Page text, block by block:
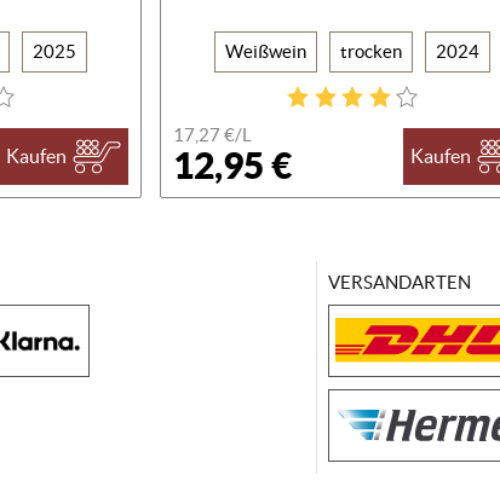
2025
Kaufen
Weißwein trocken 2024
17,27 €/L
12,95 € Kaufen
VERSANDARTEN